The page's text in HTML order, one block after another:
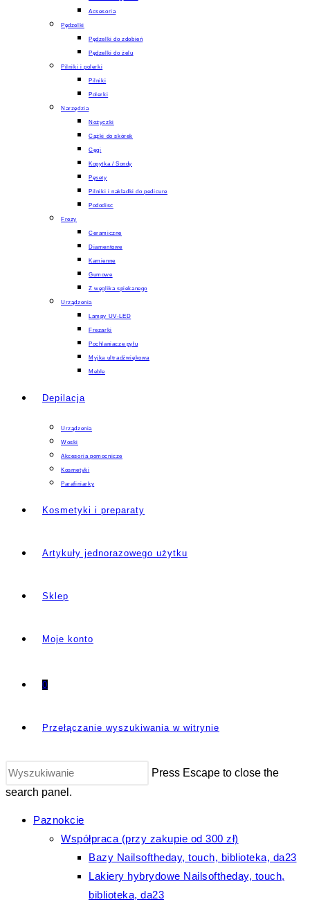
Acsesoria
Pędzelki
Pędzelki do zdobień
Pędzelki do żelu
Pilniki i polerki
Pilniki
Polerki
Narzędzia
Nożyczki
Cążki do skórek
Cęgi
Kopytka / Sondy
Pęsety
Pilniki i nakladki do pedicure
Pododisc
Frezy
Ceramiczne
Diamentowe
Kamienne
Gumowe
Z węglika spiekanego
Urządzenia
Lampy UV-LED
Frezarki
Pochlaniacze pyłu
Myjka ultradźwiękowa
Meble
Depilacja
Urządzenia
Woski
Akcesoria pomocnicze
Kosmetyki
Parafiniarky
Kosmetyki i preparaty
Artykuły jednorazowego użytku
Sklep
Moje konto
0
Przełączanie wyszukiwania w witrynie
Press Escape to close the
search panel.
Paznokcie
Współpraca (przy zakupie od 300 zł)
Bazy Nailsoftheday, touch, biblioteka, da23
Lakiery hybrydowe Nailsoftheday, touch,
biblioteka, da23